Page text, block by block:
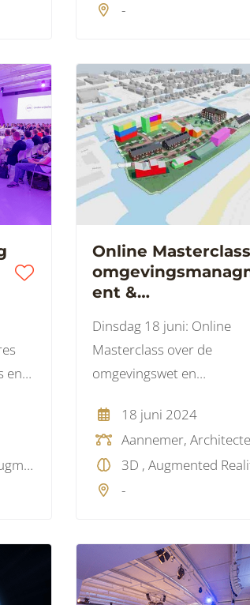
-
en
3D , 4D , 5D , 6D , Augmented Reality, BIM gebouwdossier, BIM objecten, BIM protocol, BIM visie, GIS, Mixed Reality, Model checking, Parametrisch, Programmeren, Projectmanagement, Virtual Reality, Visualisatie
Online Masterclass
ent &
e
Dinsdag 18 juni: Online
Masterclass over de
omgevingswet en
18 juni 2024
-